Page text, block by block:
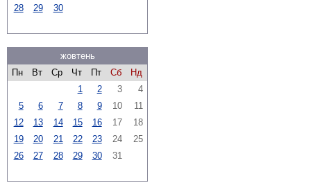
28
29 30
жовтень
Пн
Вт Ср Чт Пт Сб
Нд
1
2 3
4
5
6 7 8 9 10
11
12
13 14 15 16 17
18
19
20 21 22 23 24
25
26
27 28 29 30 31